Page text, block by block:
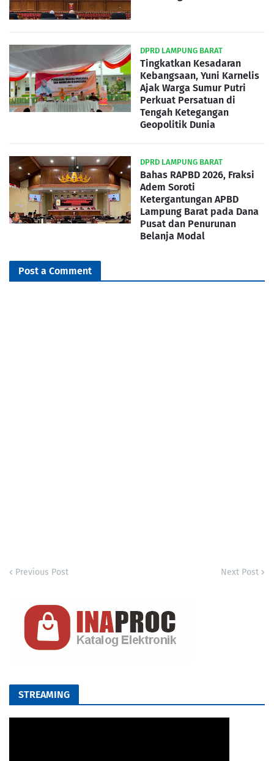
DPRD LAMPUNG BARAT
Tingkatkan Kesadaran
Kebangsaan, Yuni Karnelis
Ajak Warga Sumur Putri
Perkuat Persatuan di
Tengah Ketegangan
Geopolitik Dunia
DPRD LAMPUNG BARAT
Bahas RAPBD 2026, Fraksi
Adem Soroti
Ketergantungan APBD
Lampung Barat pada Dana
Pusat dan Penurunan
Belanja Modal
Post a Comment
Previous Post Next Post
STREAMING